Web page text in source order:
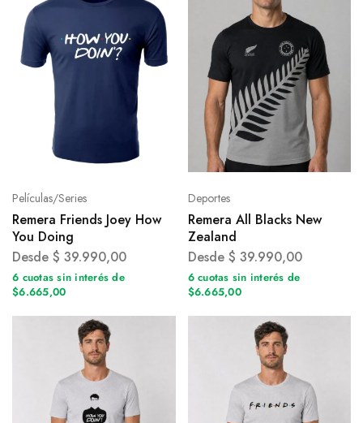
Películas/Series
Remera Friends Joey How
You Doing
Desde $ 39.990,00
6 cuotas sin interés de
$6.665,00
Deportes
Remera All Blacks New
Zealand
Desde $ 39.990,00
6 cuotas sin interés de
$6.665,00